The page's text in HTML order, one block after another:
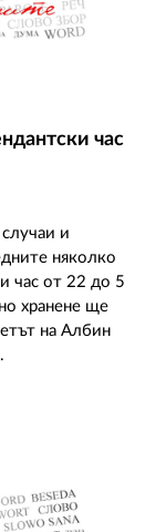
час
и
няколко
час от 22 до 5
хранене ще
на Албин